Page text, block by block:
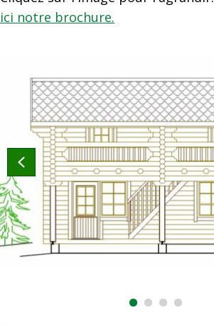
ici notre brochure.